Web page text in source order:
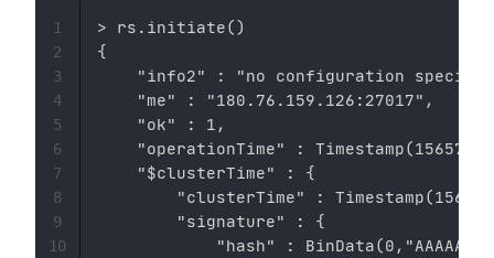
> rs.initiate()
{
"info2" : "no configuration
    "me" : "180.76.159.126:27017",
    "ok" : 1,
"operationTime" :
    "$clusterTime" : {
"clusterTime" :
        "signature" : {
"hash" :
1
2
3
4
5
6
7
8
9
10